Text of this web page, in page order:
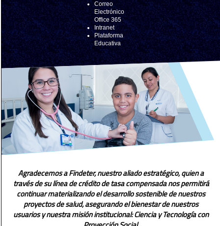
Correo
Electrónico
Office 365
Intranet
Plataforma
Educativa
Agradecemos a Findeter, nuestro aliado estratégico, quien a
través de su línea de crédito de tasa compensada nos permitirá
continuar materializando el desarrollo sostenible de nuestros
proyectos de salud, asegurando el bienestar de nuestros
usuarios y nuestra misión institucional: Ciencia y Tecnología con